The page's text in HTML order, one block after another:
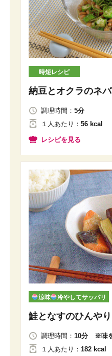
時短レシピ
納豆とオクラのネ
調理時間： 5分
１人あたり ： 56 kcal
レシピを見る
涼味 冷やしてサッパリ
鮭となすのひんや
調理時間： 10分 ※味を
１人 あたり ： 182 kcal